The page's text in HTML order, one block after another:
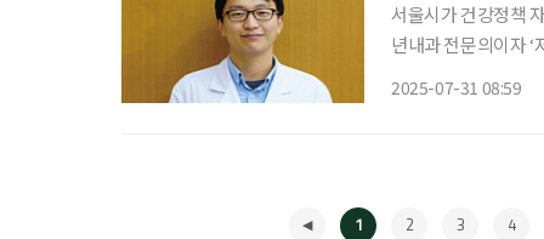
서울시가 건강정책
년내과 전문의이자
2025-07-31 08:59
1 2 3 4